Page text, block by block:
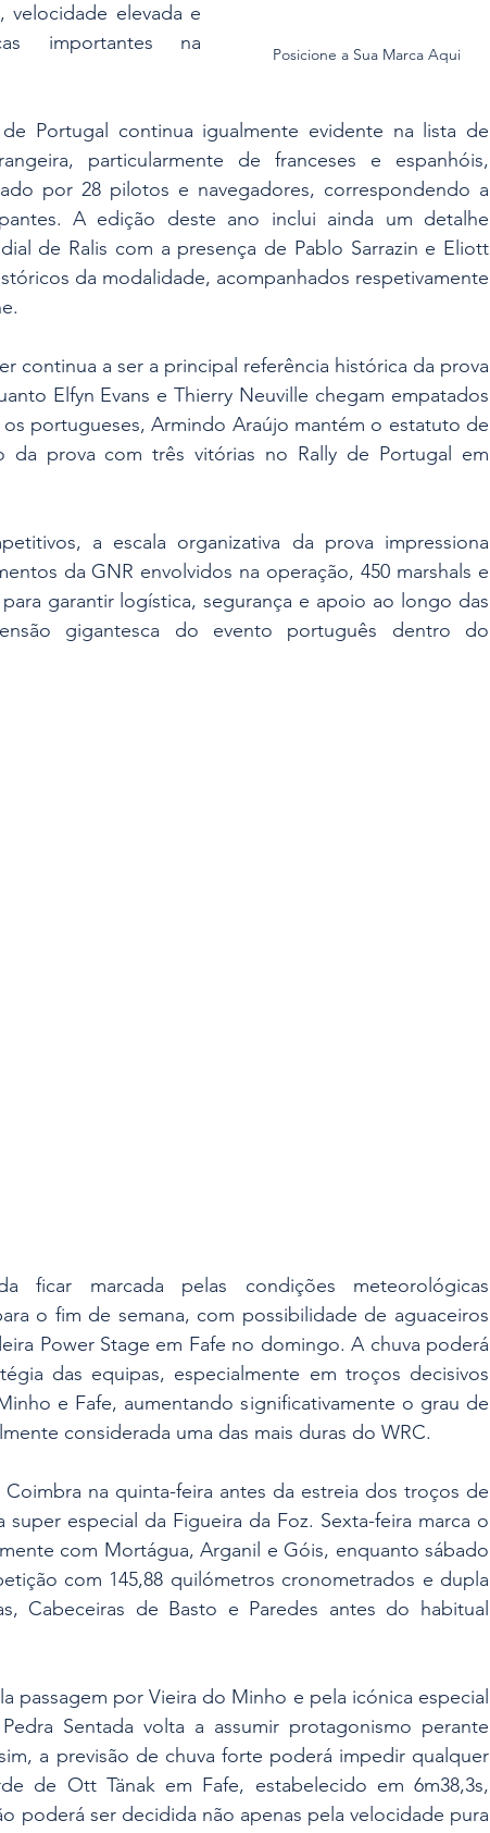
Posicione a Sua Marca Aqui
velocidade elevada e
importantes na
Portugal continua igualmente evidente na lista de
particularmente de franceses e espanhóis,
por 28 pilotos e navegadores, correspondendo a
A edição deste ano inclui ainda um detalhe
de Ralis com a presença de Pablo Sarrazin e Eliott
da modalidade, acompanhados respetivamente
continua a ser a principal referência histórica da prova
Elfyn Evans e Thierry Neuville chegam empatados
portugueses, Armindo Araújo mantém o estatuto de
da prova com três vitórias no Rally de Portugal em
a escala organizativa da prova impressiona
da GNR envolvidos na operação, 450 marshals e
garantir logística, segurança e apoio ao longo das
gigantesca do evento português dentro do
ficar marcada pelas condições meteorológicas
o fim de semana, com possibilidade de aguaceiros
Power Stage em Fafe no domingo. A chuva poderá
das equipas, especialmente em troços decisivos
e Fafe, aumentando significativamente o grau de
considerada uma das mais duras do WRC.
na quinta-feira antes da estreia dos troços de
super especial da Figueira da Foz. Sexta-feira marca o
com Mortágua, Arganil e Góis, enquanto sábado
com 145,88 quilómetros cronometrados e dupla
Cabeceiras de Basto e Paredes antes do habitual
passagem por Vieira do Minho e pela icónica especial
Sentada volta a assumir protagonismo perante
a previsão de chuva forte poderá impedir qualquer
de Ott Tänak em Fafe, estabelecido em 6m38,3s,
poderá ser decidida não apenas pela velocidade pura